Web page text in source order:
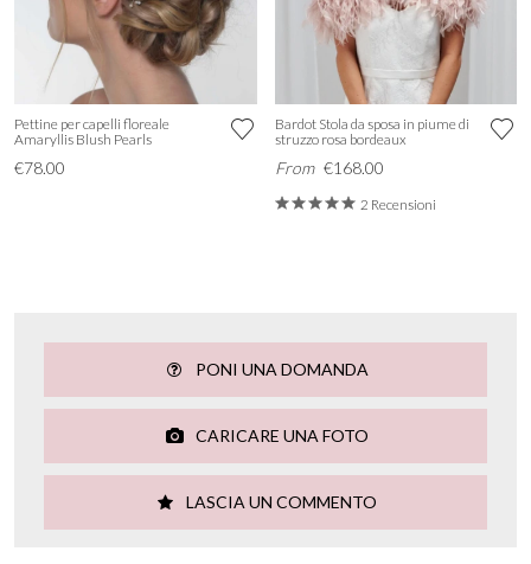
Pettine per capelli floreale
Amaryllis Blush Pearls
€78.00
Bardot Stola da sposa in piume di
struzzo rosa bordeaux
From €168.00
2 Recensioni
PONI UNA DOMANDA
CARICARE UNA FOTO
LASCIA UN COMMENTO